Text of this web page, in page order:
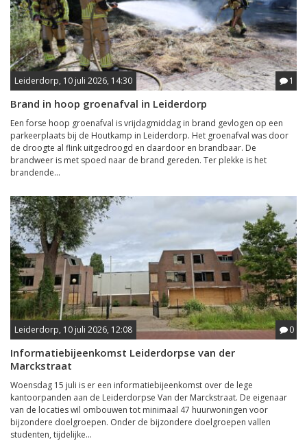
Leiderdorp, 10 juli 2026, 14:30 1
Brand in hoop groenafval in Leiderdorp
Een forse hoop groenafval is vrijdagmiddag in brand gevlogen op een
parkeerplaats bij de Houtkamp in Leiderdorp. Het groenafval was door
de droogte al flink uitgedroogd en daardoor en brandbaar. De
brandweer is met spoed naar de brand gereden. Ter plekke is het
brandende...
Leiderdorp, 10 juli 2026, 12:08 0
Informatiebijeenkomst Leiderdorpse van der
Marckstraat
Woensdag 15 juli is er een informatiebijeenkomst over de lege
kantoorpanden aan de Leiderdorpse Van der Marckstraat. De eigenaar
van de locaties wil ombouwen tot minimaal 47 huurwoningen voor
bijzondere doelgroepen. Onder de bijzondere doelgroepen vallen
studenten, tijdelijke...